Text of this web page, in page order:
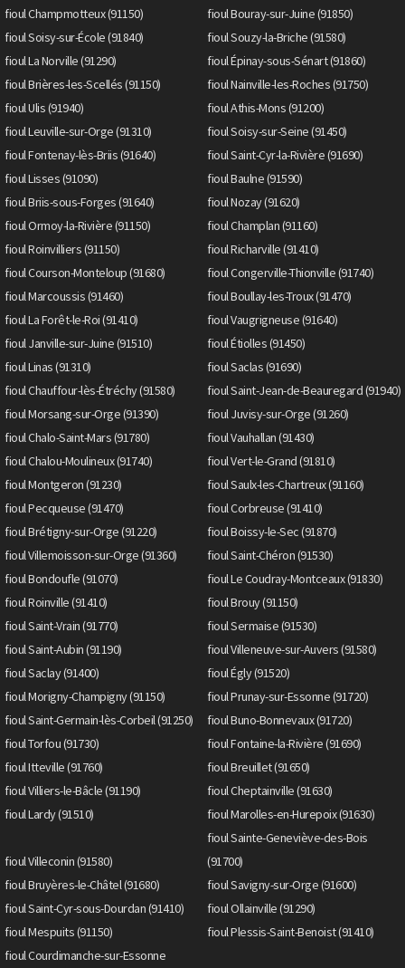
fioul Champmotteux (91150)
fioul Bouray-sur-Juine (91850)
fioul Soisy-sur-École (91840)
fioul Souzy-la-Briche (91580)
fioul La Norville (91290)
fioul Épinay-sous-Sénart (91860)
fioul Brières-les-Scellés (91150)
fioul Nainville-les-Roches (91750)
fioul Ulis (91940)
fioul Athis-Mons (91200)
fioul Leuville-sur-Orge (91310)
fioul Soisy-sur-Seine (91450)
fioul Fontenay-lès-Briis (91640)
fioul Saint-Cyr-la-Rivière (91690)
fioul Lisses (91090)
fioul Baulne (91590)
fioul Briis-sous-Forges (91640)
fioul Nozay (91620)
fioul Ormoy-la-Rivière (91150)
fioul Champlan (91160)
fioul Roinvilliers (91150)
fioul Richarville (91410)
fioul Courson-Monteloup (91680)
fioul Congerville-Thionville (91740)
fioul Marcoussis (91460)
fioul Boullay-les-Troux (91470)
fioul La Forêt-le-Roi (91410)
fioul Vaugrigneuse (91640)
fioul Janville-sur-Juine (91510)
fioul Étiolles (91450)
fioul Linas (91310)
fioul Saclas (91690)
fioul Chauffour-lès-Étréchy (91580)
fioul Saint-Jean-de-Beauregard (91940)
fioul Morsang-sur-Orge (91390)
fioul Juvisy-sur-Orge (91260)
fioul Chalo-Saint-Mars (91780)
fioul Vauhallan (91430)
fioul Chalou-Moulineux (91740)
fioul Vert-le-Grand (91810)
fioul Montgeron (91230)
fioul Saulx-les-Chartreux (91160)
fioul Pecqueuse (91470)
fioul Corbreuse (91410)
fioul Brétigny-sur-Orge (91220)
fioul Boissy-le-Sec (91870)
fioul Villemoisson-sur-Orge (91360)
fioul Saint-Chéron (91530)
fioul Bondoufle (91070)
fioul Le Coudray-Montceaux (91830)
fioul Roinville (91410)
fioul Brouy (91150)
fioul Saint-Vrain (91770)
fioul Sermaise (91530)
fioul Saint-Aubin (91190)
fioul Villeneuve-sur-Auvers (91580)
fioul Saclay (91400)
fioul Égly (91520)
fioul Morigny-Champigny (91150)
fioul Prunay-sur-Essonne (91720)
fioul Saint-Germain-lès-Corbeil (91250)
fioul Buno-Bonnevaux (91720)
fioul Torfou (91730)
fioul Fontaine-la-Rivière (91690)
fioul Itteville (91760)
fioul Breuillet (91650)
fioul Villiers-le-Bâcle (91190)
fioul Cheptainville (91630)
fioul Lardy (91510)
fioul Marolles-en-Hurepoix (91630)
fioul Villeconin (91580)
fioul Sainte-Geneviève-des-Bois
(91700)
fioul Bruyères-le-Châtel (91680)
fioul Savigny-sur-Orge (91600)
fioul Saint-Cyr-sous-Dourdan (91410)
fioul Ollainville (91290)
fioul Mespuits (91150)
fioul Plessis-Saint-Benoist (91410)
fioul Courdimanche-sur-Essonne